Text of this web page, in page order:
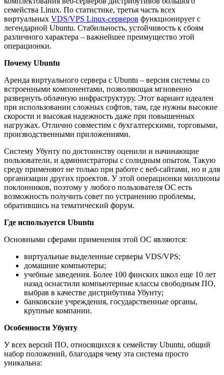
семейства Linux. По статистике, третья часть всех
виртуальных VDS/VPS Linux-серверов функционирует с
легендарной Ubuntu. Стабильность, устойчивость к сбоям
различного характера – важнейшее преимущество этой
операционки.
Почему Ubuntu
Аренда виртуального сервера с Ubuntu – версия системы со
встроенными компонентами, позволяющая мгновенно
развернуть облачную инфраструктуру. Этот вариант идеален
при использовании сложных софтов, там, где нужны высокие
скорости и высокая надежность даже при повышенных
нагрузках. Отлично совместим с бухгалтерскими, торговыми,
производственными приложениями.
Систему Убунту по достоинству оценили и начинающие
пользователи, и администраторы с солидным опытом. Такую
среду применяют не только при работе с веб-сайтами, но и для
организации других проектов. У этой операционки миллионы
поклонников, поэтому у любого пользователя ОС есть
возможность получить совет по устранению проблемы,
обратившись на тематический форум.
Где используется Ubuntu
Основными сферами применения этой ОС являются:
виртуальные выделенные серверы VDS/VPS;
домашние компьютеры;
учебные заведения. Более 100 финских школ еще 10 лет
назад оснастили компьютерные классы свободным ПО,
выбрав в качестве дистрибутива Убунту;
банковские учреждения, государственные органы,
крупные компании.
Особенности Убунту
У всех версий ПО, относящихся к семейству Ubuntu, общий
набор положений, благодаря чему эта система просто
уникальна: